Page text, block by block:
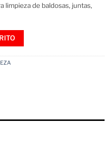
limpieza de baldosas, juntas,
Quitamanchas desodorizante